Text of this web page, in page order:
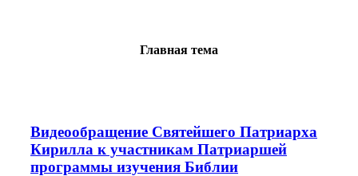
Главная тема
Видеообращение Святейшего Патриарха
Кирилла к участникам Патриаршей
программы изучения Библии